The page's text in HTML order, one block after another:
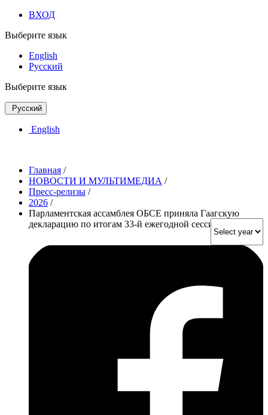
ВХОД
Выберите язык
English
Русский
Выберите язык
Русский
English
Главная /
НОВОСТИ И МУЛЬТИМЕДИА /
Пресс-релизы /
2026 /
Парламентская ассамблея ОБСЕ приняла Гаагскую
декларацию по итогам 33-й ежегодной сессии